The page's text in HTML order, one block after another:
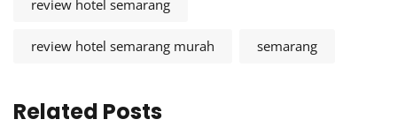
review hotel semarang
review hotel semarang murah semarang
Related Posts